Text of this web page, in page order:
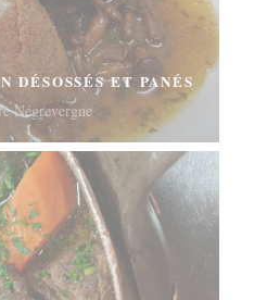
DÉSOSSÉS ET PANÉS
Négrevergne